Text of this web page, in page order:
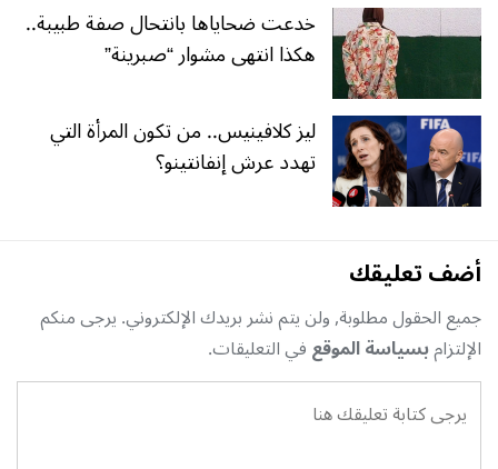
خدعت ضحاياها بانتحال صفة طبيبة..
هكذا انتهى مشوار “صبرينة”
ليز كلافينيس.. من تكون المرأة التي
تهدد عرش إنفانتينو؟
أضف تعليقك
جميع الحقول مطلوبة, ولن يتم نشر بريدك الإلكتروني. يرجى منكم
الإلتزامبسياسة الموقعفي التعليقات.